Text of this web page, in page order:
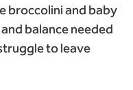
broccolini and baby
balance needed
to leave